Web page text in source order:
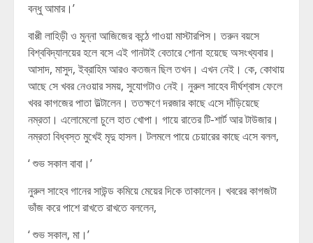
বন্ধু আমার।’
বাপ্পী লাহিড়ী ও মুন্না আজিজের কন্ঠে গাওয়া মাস্টারপিস। তরুন বয়সে
বিশ্ববিদ্যালয়ের হলে বসে এই গানটাই বেতারে শোনা হয়েছে অসংখ্যবার।
আসাদ, মাসুদ, ইব্রাহিম আরও কতজন ছিল তখন। এখন নেই। কে, কোথায়
আছে সে খবর নেওয়ার সময়, সুযোগটাও নেই। নুরুল সাহেব দীর্ঘশ্বাস ফেলে
খবর কাগজের পাতা উল্টালেন। ততক্ষণে দরজার কাছে এসে দাঁড়িয়েছে
নম্রতা। এলোমেলো চুলে হাত খোপা। গায়ে রাতের টি-শার্ট আর টাউজার।
নম্রতা বিধ্বস্ত মুখেই মৃদু হাসল। টলমলে পায়ে চেয়ারের কাছে এসে বলল,
‘ শুভ সকাল বাবা।’
নুরুল সাহেব গানের সাউন্ড কমিয়ে মেয়ের দিকে তাকালেন। খবরের কাগজটা
ভাঁজ করে পাশে রাখতে রাখতে বললেন,
‘ শুভ সকাল, মা।’